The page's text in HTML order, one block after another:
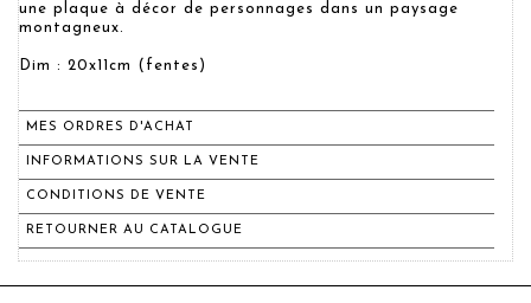
une plaque à décor de personnages dans un paysage
montagneux.
Dim : 20x11cm (fentes)
MES ORDRES D'ACHAT
INFORMATIONS SUR LA VENTE
CONDITIONS DE VENTE
RETOURNER AU CATALOGUE